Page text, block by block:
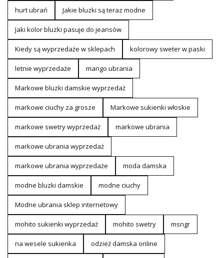
hurt ubrań Jakie bluzki są teraz modne
Jaki kolor bluzki pasuje do jeansów
Kiedy są wyprzedaże w sklepach kolorowy sweter w paski
letnie wyprzedaże mango ubrania
Markowe bluzki damskie wyprzedaż
markowe ciuchy za grosze Markowe sukienki włoskie
markowe swetry wyprzedaż markowe ubrania
markowe ubrania wyprzedaż
markowe ubrania wyprzedaże moda damska
modne bluzki damskie modne ciuchy
Modne ubrania sklep internetowy
mohito sukienki wyprzedaż mohito swetry msngr
na wesele sukienka odzież damska online